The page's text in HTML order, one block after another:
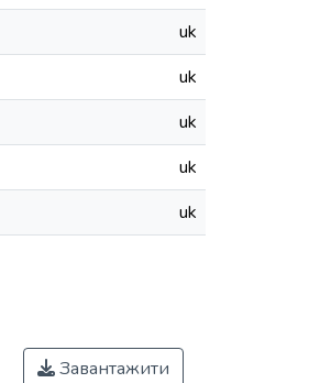
uk
uk
uk
uk
uk
Завантажити